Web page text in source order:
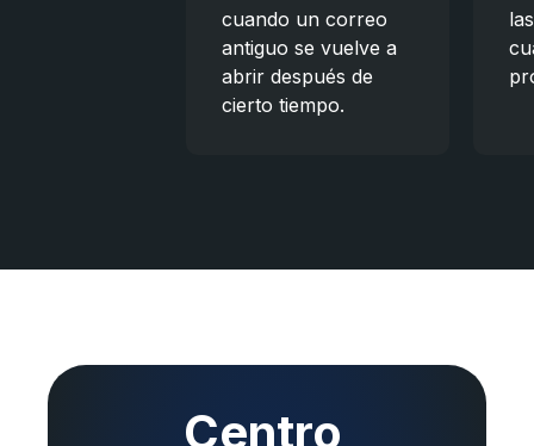
cuando un correo
antiguo se vuelve a
abrir después de
cierto tiempo.
Centro